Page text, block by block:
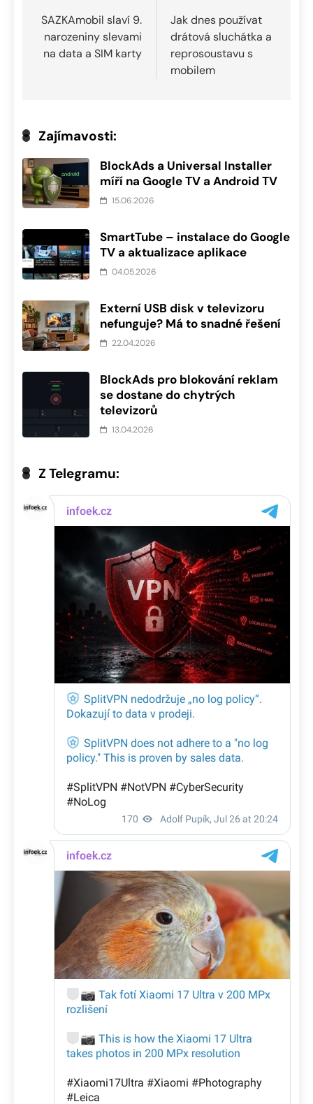
pro
příspěvek
SAZKAmobil slaví 9.
narozeniny slevami
na data a SIM karty
Jak dnes používat
drátová sluchátka a
reprosoustavu s
mobilem
Zajímavosti:
BlockAds a Universal Installer
míří na Google TV a Android TV
15.06.2026
SmartTube – instalace do Google
TV a aktualizace aplikace
04.05.2026
Externí USB disk v televizoru
nefunguje? Má to snadné řešení
22.04.2026
BlockAds pro blokování reklam
se dostane do chytrých
televizorů
13.04.2026
Z Telegramu: